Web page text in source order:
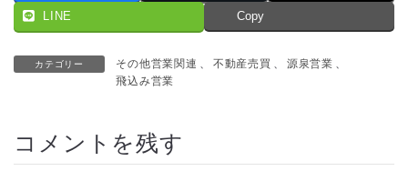
LINE Copy
カテゴリー その他営業関連 、 不動産売買 、 源泉営業 、
飛込み営業
コメントを残す